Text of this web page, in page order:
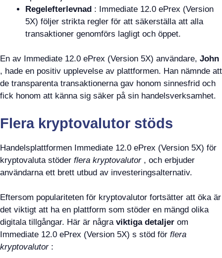
Regelefterlevnad : Immediate 12.0 ePrex (Version
5X) följer strikta regler för att säkerställa att alla
transaktioner genomförs lagligt och öppet.
En av Immediate 12.0 ePrex (Version 5X) användare, John
, hade en positiv upplevelse av plattformen. Han nämnde att
de transparenta transaktionerna gav honom sinnesfrid och
fick honom att känna sig säker på sin handelsverksamhet.
Flera kryptovalutor stöds
Handelsplattformen Immediate 12.0 ePrex (Version 5X) för
kryptovaluta stöder flera kryptovalutor, och erbjuder
användarna ett brett utbud av investeringsalternativ.
Eftersom populariteten för kryptovalutor fortsätter att öka är
det viktigt att ha en plattform som stöder en mängd olika
digitala tillgångar. Här är några viktiga detaljer om
Immediate 12.0 ePrex (Version 5X) s stöd för flera
kryptovalutor: